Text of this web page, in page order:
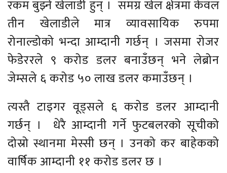
रकम बुझ्ने खेलाडी हुन् । समग्र खेल क्षेत्रमा केवल
तीन खेलाडीले मात्र व्यावसायिक रुपमा
रोनाल्डोको भन्दा आम्दानी गर्छन् । जसमा रोजर
फेडेररले ९ करोड डलर बनाउँछन् भने लेब्रोन
जेम्सले ६ करोड ५० लाख डलर कमाउँछन् ।
त्यस्तै टाइगर वूड्सले ६ करोड डलर आम्दानी
गर्छन् । धेरै आम्दानी गर्ने फुटबलरको सूचीको
दोस्रो स्थानमा मेस्सी छन् । उनको कर बाहेकको
वार्षिक आम्दानी ११ करोड डलर छ ।